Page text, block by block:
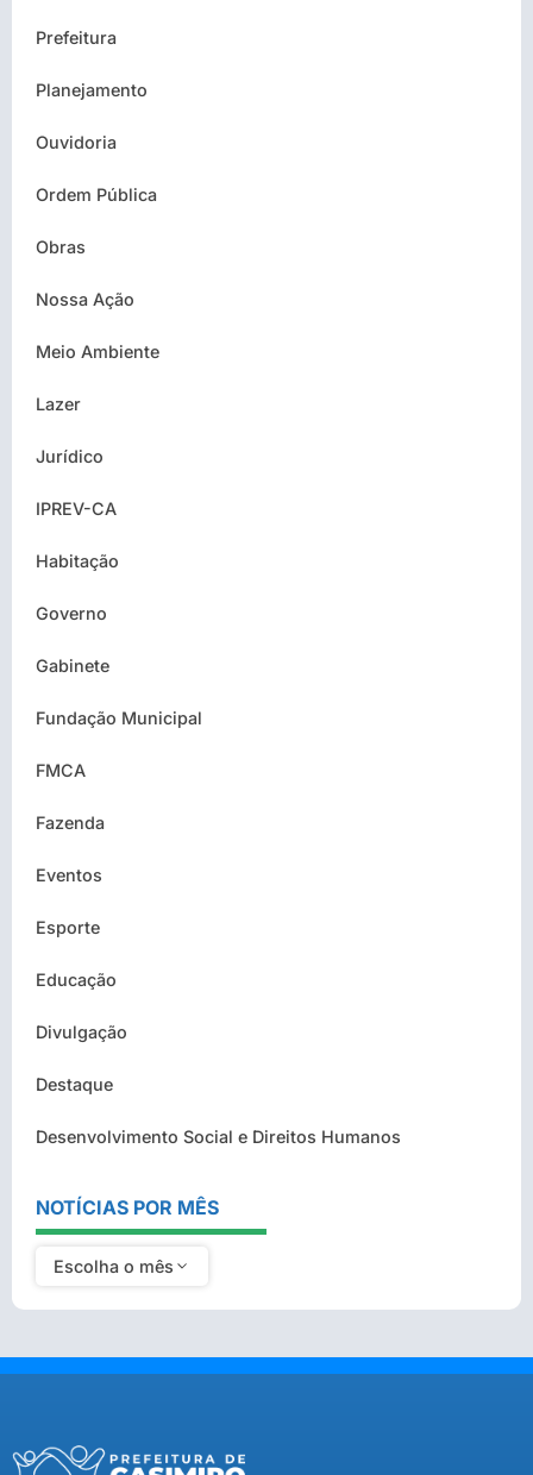
Prefeitura
Planejamento
Ouvidoria
Ordem Pública
Obras
Nossa Ação
Meio Ambiente
Lazer
Jurídico
IPREV-CA
Habitação
Governo
Gabinete
Fundação Municipal
FMCA
Fazenda
Eventos
Esporte
Educação
Divulgação
Destaque
Desenvolvimento Social e Direitos Humanos
NOTÍCIAS POR MÊS
Escolha o mês